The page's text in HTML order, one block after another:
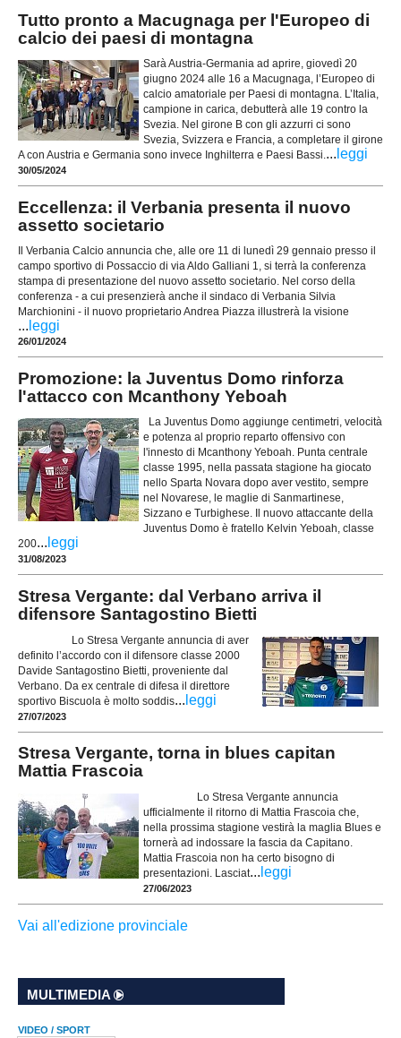
Tutto pronto a Macugnaga per l'Europeo di
calcio dei paesi di montagna
Sarà Austria-Germania ad aprire, giovedì 20
giugno 2024 alle 16 a Macugnaga, l’Europeo di
calcio amatoriale per Paesi di montagna. L’Italia,
campione in carica, debutterà alle 19 contro la
Svezia. Nel girone B con gli azzurri ci sono
Svezia, Svizzera e Francia, a completare il girone
A con Austria e Germania sono invece Inghilterra e Paesi Bassi.... leggi
30/05/2024
Eccellenza: il Verbania presenta il nuovo
assetto societario
Il Verbania Calcio annuncia che, alle ore 11 di lunedì 29 gennaio presso il
campo sportivo di Possaccio di via Aldo Galliani 1, si terrà la conferenza
stampa di presentazione del nuovo assetto societario. Nel corso della
conferenza - a cui presenzierà anche il sindaco di Verbania Silvia
Marchionini - il nuovo proprietario Andrea Piazza illustrerà la visione
... leggi
26/01/2024
Promozione: la Juventus Domo rinforza
l'attacco con Mcanthony Yeboah
La Juventus Domo aggiunge centimetri, velocità
e potenza al proprio reparto offensivo con
l'innesto di Mcanthony Yeboah. Punta centrale
classe 1995, nella passata stagione ha giocato
nello Sparta Novara dopo aver vestito, sempre
nel Novarese, le maglie di Sanmartinese,
Sizzano e Turbighese. Il nuovo attaccante della
Juventus Domo è fratello Kelvin Yeboah, classe
200... leggi
31/08/2023
Stresa Vergante: dal Verbano arriva il
difensore Santagostino Bietti
Lo Stresa Vergante annuncia di aver
definito l’accordo con il difensore classe 2000
Davide Santagostino Bietti, proveniente dal
Verbano. Da ex centrale di difesa il direttore
sportivo Biscuola è molto soddis... leggi
27/07/2023
Stresa Vergante, torna in blues capitan
Mattia Frascoia
Lo Stresa Vergante annuncia
ufficialmente il ritorno di Mattia Frascoia che,
nella prossima stagione vestirà la maglia Blues e
tornerà ad indossare la fascia da Capitano.
Mattia Frascoia non ha certo bisogno di
presentazioni. Lasciat... leggi
27/06/2023
Vai all'edizione provinciale
MULTIMEDIA
VIDEO / SPORT